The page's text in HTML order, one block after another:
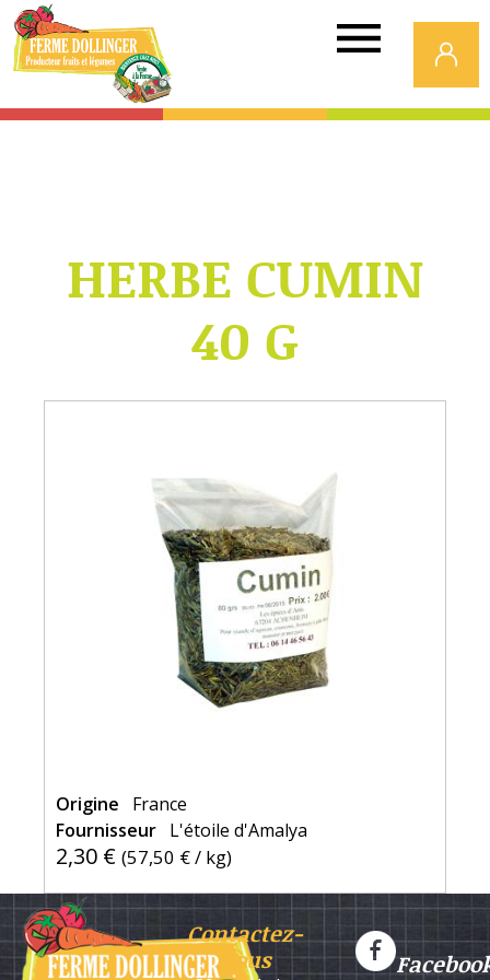
HERBE CUMIN
40 G
Origine
France
Fournisseur L'étoile d'Amalya
2,30 € (57,50 €/ kg)
Contactez-
nous